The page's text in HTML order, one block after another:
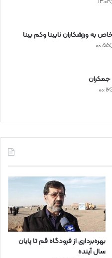
به ورزشکاران نابینا وکم بینا
جمکران
بهره‌برداری از فرودگاه قم تا پایان
سال آینده